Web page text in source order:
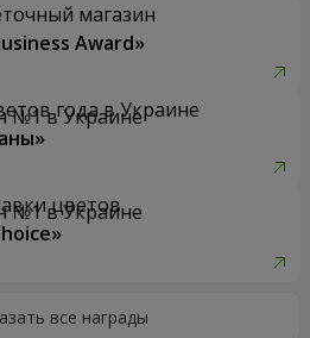
магазин
Award»
года в Украине
цветов